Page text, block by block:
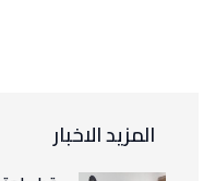
المزيد الاخبار